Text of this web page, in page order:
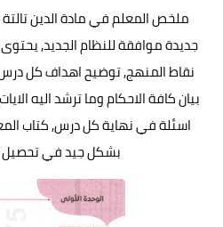
ملخص المعلم في مادة الدين تالتة
جديدة موافقة للنظام الجديد,
نقاط المنهج, توضيح اهداف كل
بيان كافة الاحكام وما ترشد اليه
بشكل جيد في تحصيل